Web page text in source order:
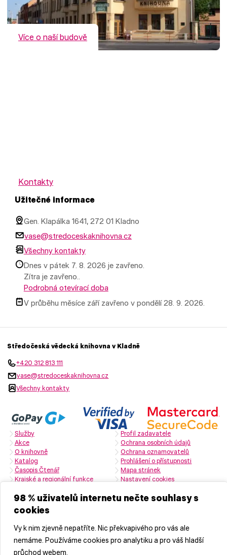
98 % uživatelů internetu nečte souhlasy s
cookies
Vy k nim zjevně nepatříte. Nic překvapivého pro vás ale
nemáme. Používáme cookies pro analytiku a pro váš hladší
průchod webem.
Více o naší budově
Kontakty
Užitečné informace
Gen. Klapálka 1641, 272 01 Kladno
vase@stredoceskaknihovna.cz
Všechny kontakty
Dnes v pátek 7. 8. 2026 je zavřeno.
Zítra je zavřeno..
Podrobná otevírací doba
V průběhu měsíce září zavřeno v pondělí 28. 9. 2026.
Středočeská vědecká knihovna v Kladně
+420 312 813 111
vase@stredoceskaknihovna.cz
Všechny kontakty
Služby
Akce
O knihovně
Katalog
Časopis Čtenář
Krajské a regionální funkce
Profil zadavatele
Ochrana osobních údajů
Ochrana oznamovatelů
Prohlášení o přístupnosti
Mapa stránek
Nastavení cookies
Naši partneři